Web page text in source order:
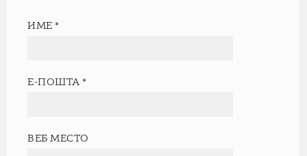
ИМЕ*
Е-ПОШТА*
ВЕБ МЕСТО